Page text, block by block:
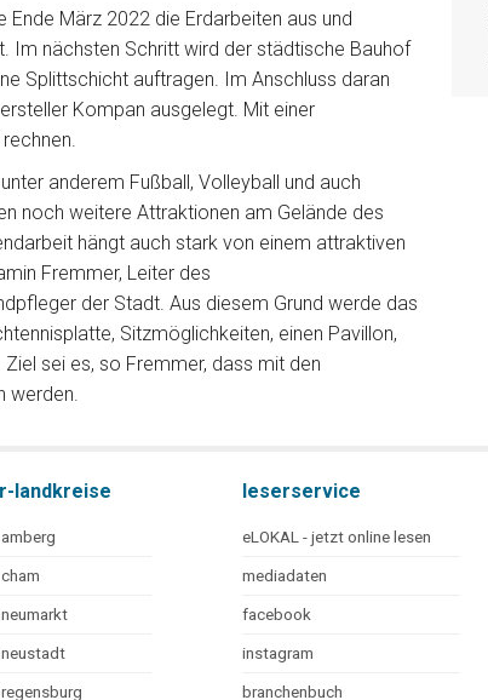
März 2022 die Erdarbeiten aus und
Im nächsten Schritt wird der städtische Bauhof
Splittschicht auftragen. Im Anschluss daran
Kompan ausgelegt. Mit einer
anderem Fußball, Volleyball und auch
noch weitere Attraktionen am Gelände des
hängt auch stark von einem attraktiven
Fremmer, Leiter des
der Stadt. Aus diesem Grund werde das
Sitzmöglichkeiten, einen Pavillon,
sei es, so Fremmer, dass mit den
werden.
landkreise
neustadt
leserservice
eLOKAL - jetzt online lesen
mediadaten
facebook
instagram
branchenbuch